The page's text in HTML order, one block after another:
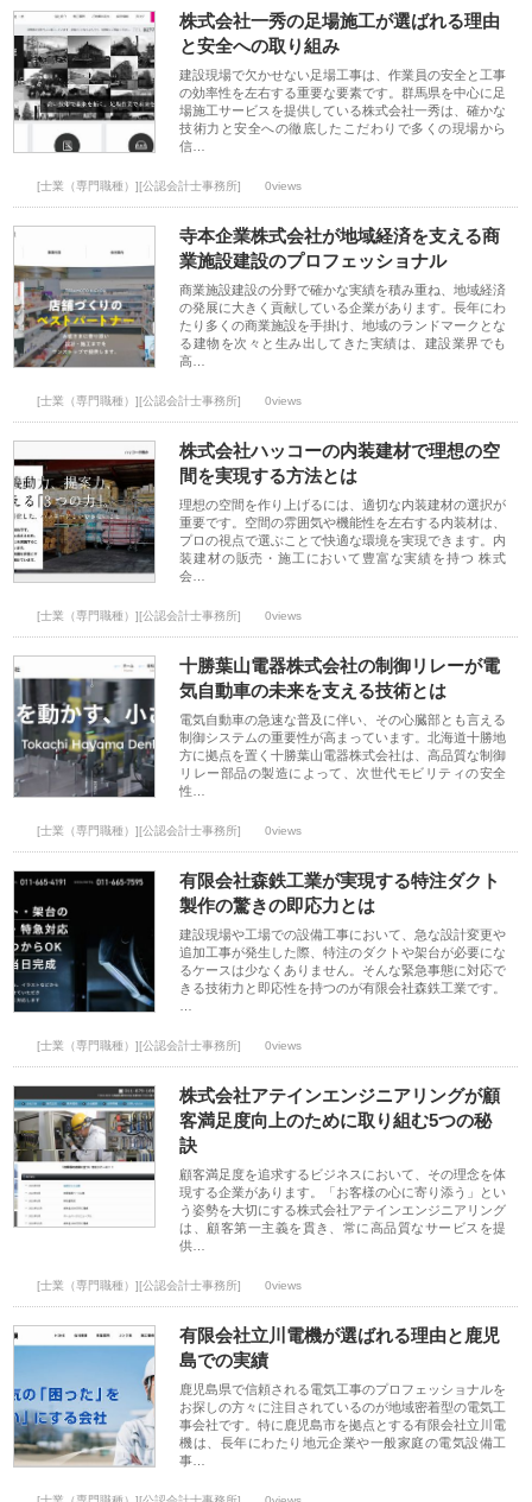
株式会社一秀の足場施工が選ばれる理由
と安全への取り組み
建設現場で欠かせない足場工事は、作業員の安全と工事
の効率性を左右する重要な要素です。群馬県を中心に足
場施工サービスを提供している株式会社一秀は、確かな
技術力と安全への徹底したこだわりで多くの現場から
信…
[士業（専門職種）][公認会計士事務所] 0views
寺本企業株式会社が地域経済を支える商
業施設建設のプロフェッショナル
商業施設建設の分野で確かな実績を積み重ね、地域経済
の発展に大きく貢献している企業があります。長年にわ
たり多くの商業施設を手掛け、地域のランドマークとな
る建物を次々と生み出してきた実績は、建設業界でも
高…
[士業（専門職種）][公認会計士事務所] 0views
株式会社ハッコーの内装建材で理想の空
間を実現する方法とは
理想の空間を作り上げるには、適切な内装建材の選択が
重要です。空間の雰囲気や機能性を左右する内装材は、
プロの視点で選ぶことで快適な環境を実現できます。内
装建材の販売・施工において豊富な実績を持つ 株式
会…
[士業（専門職種）][公認会計士事務所] 0views
十勝葉山電器株式会社の制御リレーが電
気自動車の未来を支える技術とは
電気自動車の急速な普及に伴い、その心臓部とも言える
制御システムの重要性が高まっています。北海道十勝地
方に拠点を置く十勝葉山電器株式会社は、高品質な制御
リレー部品の製造によって、次世代モビリティの安全
性…
[士業（専門職種）][公認会計士事務所] 0views
有限会社森鉄工業が実現する特注ダクト
製作の驚きの即応力とは
建設現場や工場での設備工事において、急な設計変更や
追加工事が発生した際、特注のダクトや架台が必要にな
るケースは少なくありません。そんな緊急事態に対応で
きる技術力と即応性を持つのが有限会社森鉄工業です。
[士業（専門職種）][公認会計士事務所] 0views
株式会社アテインエンジニアリングが顧
客満足度向上のために取り組む5つの秘
訣
顧客満足度を追求するビジネスにおいて、その理念を体
現する企業があります。「お客様の心に寄り添う」とい
う姿勢を大切にする株式会社アテインエンジニアリング
は、顧客第一主義を貫き、常に高品質なサービスを提
供…
[士業（専門職種）][公認会計士事務所] 0views
有限会社立川電機が選ばれる理由と鹿児
島での実績
鹿児島県で信頼される電気工事のプロフェッショナルを
お探しの方々に注目されているのが地域密着型の電気工
事会社です。特に鹿児島市を拠点とする有限会社立川電
機は、長年にわたり地元企業や一般家庭の電気設備工
事…